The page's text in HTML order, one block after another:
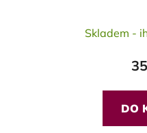
Skladem -
DO